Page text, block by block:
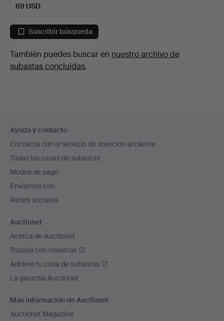
69 USD
Suscribir búsqueda
También puedes buscar en nuestro archivo de
subastas concluidas.
en
el
pie
de
página
Ayuda y contacto
Contacta con el servicio de atención al cliente
Todas las casas de subastas
Modos de pago
Enviamos con
Redes sociales
Auctionet
Acerca de Auctionet
Trabaja con nosotros
Adhiere tu casa de subastas
La garantía Auctionet
Más información de Auctionet
Auctionet Magazine